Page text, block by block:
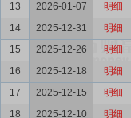
13
2026-01-07 明细
14
2025-12-31 明细
15
2025-12-26 明细
16
2025-12-18 明细
17
2025-12-15 明细
18
2025-12-10 明细